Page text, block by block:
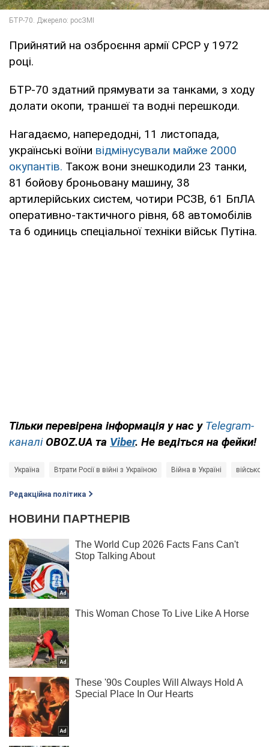
Прийнятий на озброєння армії СРСР у 1972
році.
БТР-70 здатний прямувати за танками, з ходу
долати окопи, траншеї та водні перешкоди.
Нагадаємо, напередодні, 11 листопада,
українські воїни відмінусували майже 2000
окупантів. Також вони знешкодили 23 танки,
81 бойову броньовану машину, 38
артилерійських систем, чотири РСЗВ, 61 БпЛА
оперативно-тактичного рівня, 68 автомобілів
та 6 одиниць спеціальної техніки військ Путіна.
Тільки перевірена інформація у нас у Telegram-
каналіOBOZ.UA та Viber. Не ведіться на фейки!
Україна Втрати Росії в війні з Україною Війна в Україні
Редакційна політика